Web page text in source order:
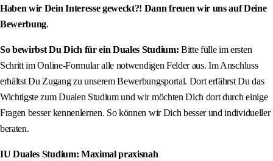
Haben wir Dein Interesse geweckt?! Dann freuen wir uns auf Deine
Bewerbung.
So bewirbst Du Dich für ein Duales Studium: Bitte fülle im ersten
Schritt im Online-Formular alle notwendigen Felder aus. Im Anschluss
erhältst Du Zugang zu unserem Bewerbungsportal. Dort erfährst Du das
Wichtigste zum Dualen Studium und wir möchten Dich dort durch einige
Fragen besser kennenlernen. So können wir Dich besser und individueller
beraten.
IU Duales Studium: Maximal praxisnah